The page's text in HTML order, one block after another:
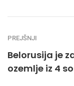
PREJŠNJI
Belorusija je
ozemlje iz 4